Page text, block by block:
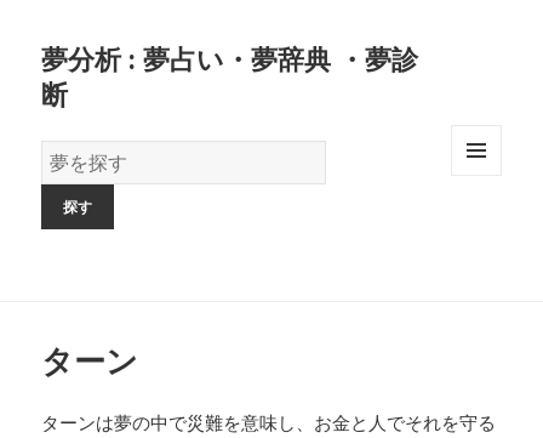
夢分析 : 夢占い・夢辞典 ・夢診
断
夢
の
ターン
ターンは夢の中で災難を意味し、お金と人でそれを守る